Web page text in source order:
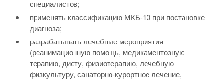
специалистов;
применять классификацию МКБ-10 при постановке
диагноза;
разрабатывать лечебные мероприятия
(реанимационную помощь, медикаментозную
терапию, диету, физиотерапию, лечебную
физкультуру, санаторно-курортное лечение,